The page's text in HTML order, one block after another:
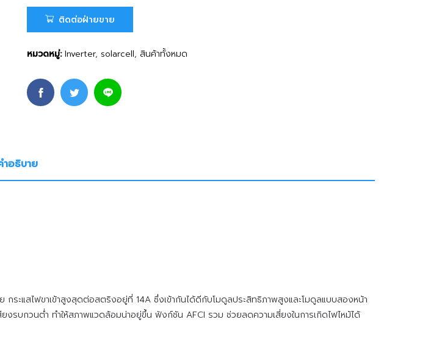
ติดต่อฝ่ายขาย
หมวดหมู่: Inverter, solarcell, สินค้าทั้งหมด
ำอธิบาย
ระแสไฟขาเข้าสูงสุดต่อสตริงอยู่ที่ 14A ซึ่งเข้ากันได้ดีกับโมดูลประสิทธิภาพสูงและโมดูลแบบสองหน้า
บกวนต่ำ ทำให้สภาพแวดล้อมน่าอยู่ขึ้น ฟังก์ชัน AFCI รวม ช่วยลดความเสี่ยงในการเกิดไฟไหม้ได้